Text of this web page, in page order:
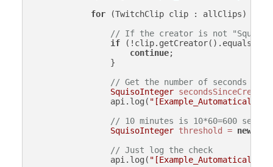
for (TwitchClip clip : allClips) {
// If the creator is not
if
continue;
                }
// Get the number of seconds
SquisoInteger secondsSinceCreated
                api.log(
// 10 minutes is 10*60=600
SquisoInteger threshold = new
// Just log the check
                api.log(